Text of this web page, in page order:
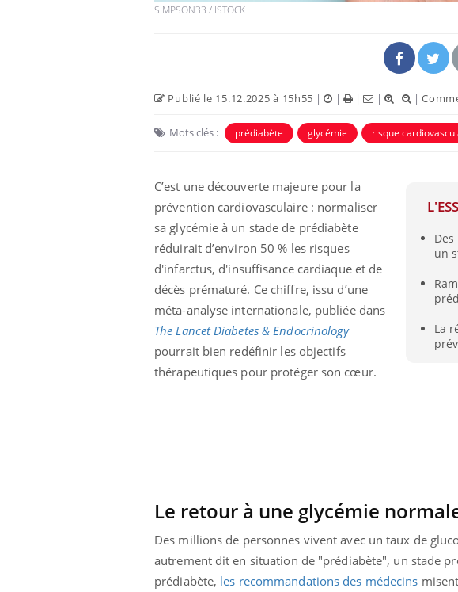
SIMPSON33 / ISTOCK
Publié le 15.12.2025 à 15h55 | | | | |
Mots clés : prédiabète glycémie risque
un
La
C’est une découverte majeure pour la
prévention cardiovasculaire : normaliser
sa glycémie à un stade de prédiabète
réduirait d’environ 50 % les risques
d'infarctus, d'insuffisance cardiaque et de
décès prématuré. Ce chiffre, issu d’une
méta-analyse internationale, publiée dans
The Lancet Diabetes & Endocrinology
pourrait bien redéfinir les objectifs
thérapeutiques pour protéger son cœur.
Le retour à une glycémie
Des millions de personnes vivent avec un taux de
autrement dit en situation de "prédiabète", un stade
prédiabète, les recommandations des médecins
Carence en fer : comprendre pour
Fatigue, irritabilité, brouillard mental ou
même alopécie… Les symptômes de la
carence en fer sont multiples ce qui la rend
Insuline & Charge
En 2026, l'insuline
reste entourée d'idées
patients comme